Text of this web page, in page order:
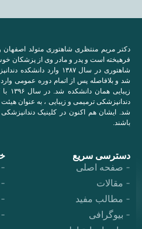
دکتر مریم منتظری شاهتوری متولد اصفهان
فرهیخته است و پدر و مادر وی از پزشکان
شاهتوری در سال ۱۳۸۷
شد و بلافاصله پس از اتمام دوره عمومی
دندانپزشکی ترمیمی و زیبایی ، به عنوان
شد. ایشان هم اکنون در کلینیک
باشند.
دسترسی سریع
صفحه اصلی
مقالات
مطالب مفید
بیوگرافی